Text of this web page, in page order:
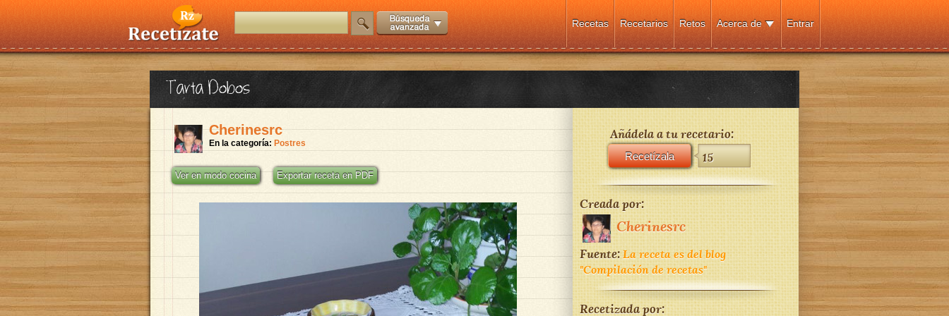
Entrar
Acerca de
Retos
Recetarios
Recetas
Tarta Dobos
Cherinesrc
En la categoría: Postres
Ver en modo cocina Exportar receta en PDF
Añádela a tu recetario:
Recetízala 15
Creada por:
Cherinesrc
Fuente:La receta es del blog
"Compilación de recetas"
Recetizada por: